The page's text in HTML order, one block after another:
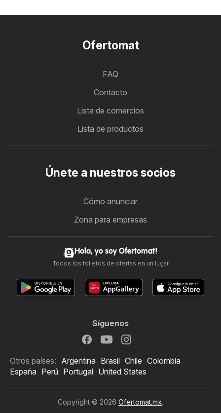
Ofertomat
FAQ
Contacto
Lista de comercios
Lista de productos
Únete a nuestros socios
Cómo anunciar
Zona para empresas
Hola, yo soy Ofertomat!
Todos los folletos de ofertas en un lugar
Síguenos
Otros países: Argentina Brasil Chile Colombia
España Perú Portugal United States
Copyright © 2026 Ofertomat.mx.